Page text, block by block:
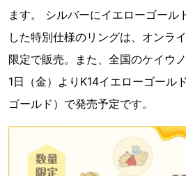
ます。 シルバーにイエローゴール
した特別仕様のリングは、オンラ
限定で販売。また、全国のケイウ
1日（金）よりK14イエローゴール
ゴールド）で発売予定です。